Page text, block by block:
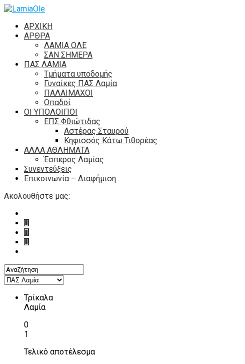
ΑΡΧΙΚΗ
ΑΡΘΡΑ
ΛΑΜΙΑ ΟΛΕ
ΣΑΝ ΣΗΜΕΡΑ
ΠΑΣ ΛΑΜΙΑ
Τμήματα υποδομής
Γυναίκες ΠΑΣ Λαμία
ΠΑΛΑΙΜΑΧΟΙ
Οπαδοί
ΟΙ ΥΠΟΛΟΙΠΟΙ
ΕΠΣ Φθιώτιδας
Αστέρας Σταυρού
Κηφισσός Κάτω Τιθορέας
ΑΛΛΑ ΑΘΛΗΜΑΤΑ
Έσπερος Λαμίας
Συνεντεύξεις
Επικοινωνία – Διαφήμιση
Ακολουθήστε μας:
Τρίκαλα
Λαμία
0
1
Τελικό αποτέλεσμα